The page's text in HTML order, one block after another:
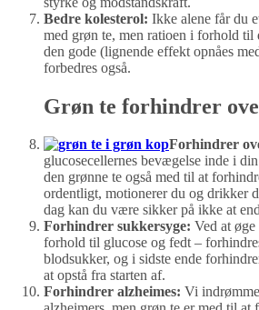
Bedre kolesterol: Ikke alene får du
med grøn te, men ratioen i forhold til
den gode (lignende effekt opnåes
forbedres også.
Grøn te forhindrer
Forhindrer
glucosecellernes bevægelse inde i
den grønne te også med til at
ordentligt, motionerer du og drikker
dag kan du være sikker på ikke at
Forhindrer sukkersyge: Ved at
forhold til glucose og fedt –
blodsukker, og i sidste ende
at opstå fra starten af.
Forhindrer alzheimes: Vi